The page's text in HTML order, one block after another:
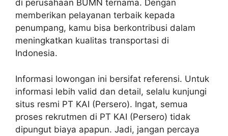
di perusahaan BUMN ternama. Dengan
memberikan pelayanan terbaik kepada
penumpang, kamu bisa berkontribusi dalam
meningkatkan kualitas transportasi di
Indonesia.
Informasi lowongan ini bersifat referensi. Untuk
informasi lebih valid dan detail, selalu kunjungi
situs resmi PT KAI (Persero). Ingat, semua
proses rekrutmen di PT KAI (Persero) tidak
dipungut biaya apapun. Jadi, jangan percaya